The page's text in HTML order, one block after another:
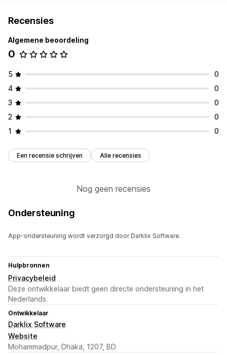
Recensies
Algemene beoordeling
0
5
0
4
0
3
0
2
0
1
0
Een recensie schrijven Alle recensies
Nog geen recensies
Ondersteuning
App-ondersteuning wordt verzorgd door Darklix Software.
Hulpbronnen
Privacybeleid
Deze ontwikkelaar biedt geen directe ondersteuning in het
Nederlands.
Ontwikkelaar
Darklix Software
Website
Mohammadpur, Dhaka, 1207, BD